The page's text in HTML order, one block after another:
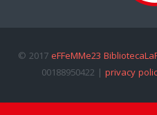
© 2017 eFFeMMe23
00188950422 | privacy